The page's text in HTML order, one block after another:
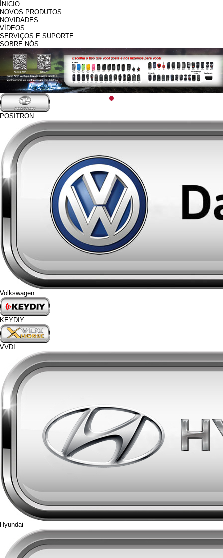
ÍNICIO
NOVOS PRODUTOS
NOVIDADES
VÍDEOS
SERVIÇOS E SUPORTE
SOBRE NÓS
POSITRON
Volkswagen
KEYDIY
VVDI
Hyundai